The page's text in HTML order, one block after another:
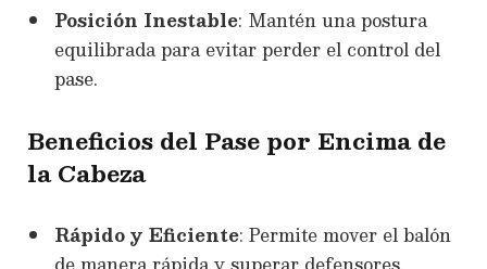
Posición Inestable: Mantén una postura
equilibrada para evitar perder el control del
pase.
Beneficios del Pase por Encima de
la Cabeza
Rápido y Eficiente: Permite mover el balón